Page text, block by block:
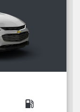
local_gas_station